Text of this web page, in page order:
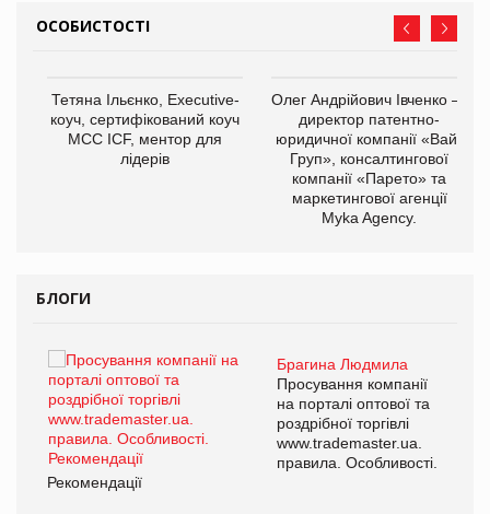
ОСОБИСТОСТІ
Тетяна Ільєнко, Executive-
коуч, сертифікований коуч
МСС ICF, ментор для
лідерів
Олег Андрійович Івченко —
директор патентно-
юридичної компанії «Вайз
Груп», консалтингової
компанії «Парето» та
маркетингової агенції
Myka Agency.
БЛОГИ
Брагина Людмила
Просування компанії
на порталі оптової та
роздрібної торгівлі
www.trademaster.ua.
правила. Особливості.
Рекомендації